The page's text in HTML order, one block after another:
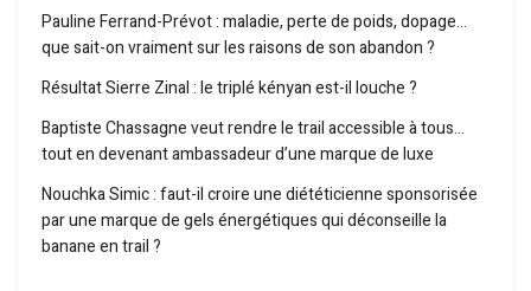
Pauline Ferrand-Prévot : maladie, perte de poids, dopage…
que sait-on vraiment sur les raisons de son abandon ?
Résultat Sierre Zinal : le triplé kényan est-il louche ?
Baptiste Chassagne veut rendre le trail accessible à tous…
tout en devenant ambassadeur d’une marque de luxe
Nouchka Simic : faut-il croire une diététicienne sponsorisée
par une marque de gels énergétiques qui déconseille la
banane en trail ?